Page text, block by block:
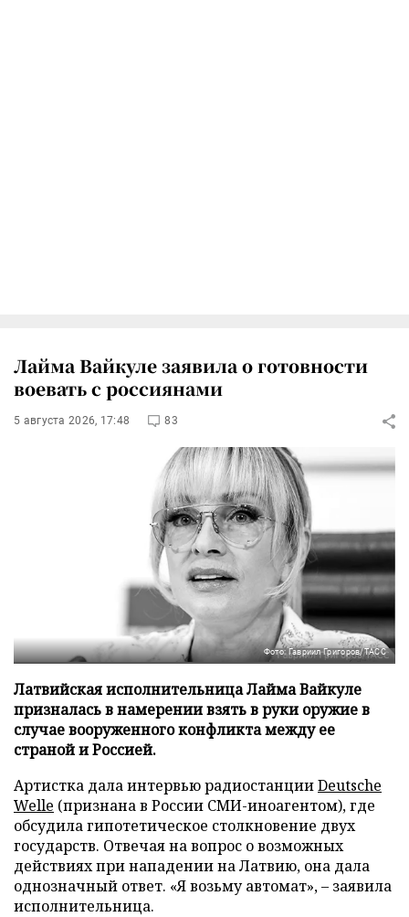
Лайма Вайкуле заявила о готовности
воевать с россиянами
5 августа 2026, 17:48 83
Фото: Гавриил Григоров/ТАСС
Латвийская исполнительница Лайма Вайкуле
призналась в намерении взять в руки оружие в
случае вооруженного конфликта между ее
страной и Россией.
Артистка дала интервью радиостанцииDeutsche
Welle (признана в России СМИ-иноагентом), где
обсудила гипотетическое столкновение двух
государств. Отвечая на вопрос о возможных
действиях при нападении на Латвию, она дала
однозначный ответ. «Я возьму автомат», – заявила
исполнительница.